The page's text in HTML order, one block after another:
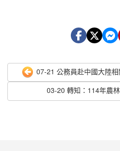
07-21 公務員赴中國大陸
03-20 轉知：114年農